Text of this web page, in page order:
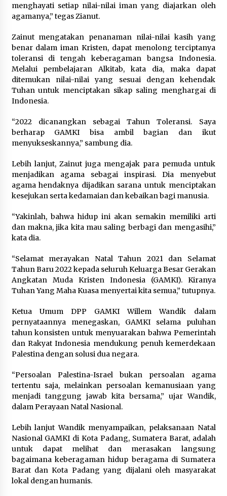
menghayati setiap nilai-nilai iman yang diajarkan oleh
agamanya,” tegas Zianut.
Zainut mengatakan penanaman nilai-nilai kasih yang
benar dalam iman Kristen, dapat menolong terciptanya
toleransi di tengah keberagaman bangsa Indonesia.
Melalui pembelajaran Alkitab, kata dia, maka dapat
ditemukan nilai-nilai yang sesuai dengan kehendak
Tuhan untuk menciptakan sikap saling menghargai di
Indonesia.
“2022 dicanangkan sebagai Tahun Toleransi. Saya
berharap GAMKI bisa ambil bagian dan ikut
menyukseskannya,” sambung dia.
Lebih lanjut, Zainut juga mengajak para pemuda untuk
menjadikan agama sebagai inspirasi. Dia menyebut
agama hendaknya dijadikan sarana untuk menciptakan
kesejukan serta kedamaian dan kebaikan bagi manusia.
“Yakinlah, bahwa hidup ini akan semakin memiliki arti
dan makna, jika kita mau saling berbagi dan mengasihi,”
kata dia.
“Selamat merayakan Natal Tahun 2021 dan Selamat
Tahun Baru 2022 kepada seluruh Keluarga Besar Gerakan
Angkatan Muda Kristen Indonesia (GAMKI). Kiranya
Tuhan Yang Maha Kuasa menyertai kita semua,” tutupnya.
Ketua Umum DPP GAMKI Willem Wandik dalam
pernyataannya menegaskan, GAMKI selama puluhan
tahun konsisten untuk menyuarakan bahwa Pemerintah
dan Rakyat Indonesia mendukung penuh kemerdekaan
Palestina dengan solusi dua negara.
“Persoalan Palestina-Israel bukan persoalan agama
tertentu saja, melainkan persoalan kemanusiaan yang
menjadi tanggung jawab kita bersama,” ujar Wandik,
dalam Perayaan Natal Nasional.
Lebih lanjut Wandik menyampaikan, pelaksanaan Natal
Nasional GAMKI di Kota Padang, Sumatera Barat, adalah
untuk dapat melihat dan merasakan langsung
bagaimana keberagaman hidup beragama di Sumatera
Barat dan Kota Padang yang dijalani oleh masyarakat
lokal dengan humanis.